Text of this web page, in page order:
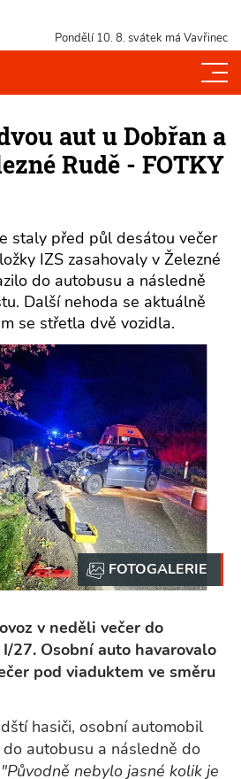
Pondělí 10. 8. svátek má Vavřinec
aut u Dobřan a
Rudě - FOTKY
staly před půl desátou večer
IZS zasahovaly v Železné
do autobusu a následně
Další nehoda se aktuálně
se střetla dvě vozidla.
v neděli večer do
27. Osobní auto havarovalo
pod viaduktem ve směru
hasiči, osobní automobil
autobusu a následně do
"Původně nebylo jasné kolik je